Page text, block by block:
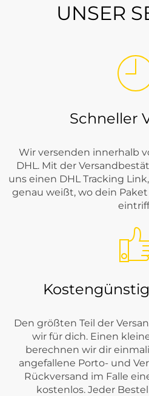
UNSER
Schneller
Wir versenden innerhalb
DHL. Mit der
uns einen DHL Tracking
genau weißt, wo dein
Den größten Teil der
wir für dich. Einen
berechnen wir dir
angefallene Porto- und
Rückversand im Falle
kostenlos. Jeder